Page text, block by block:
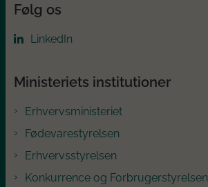
Følg os
LinkedIn
Ministeriets institutioner
Erhvervsministeriet
Fødevarestyrelsen
Erhvervsstyrelsen
Konkurrence og Forbrugerstyrelsen